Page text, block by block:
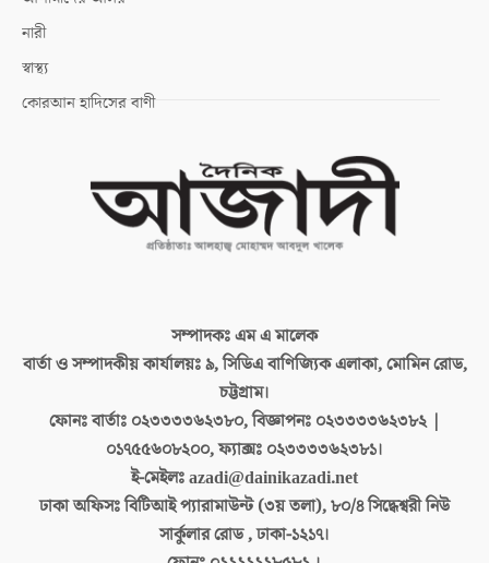
নারী
স্বাস্থ্য
কোরআন হাদিসের বাণী
সম্পাদকঃএম এ মালেক
বার্তা ও সম্পাদকীয় কার্যালয়ঃ৯, সিডিএ বাণিজ্যিক এলাকা, মোমিন রোড,
চট্টগ্রাম।
ফোনঃ বার্তাঃ ০২৩৩৩৩৬২৩৮০, বিজ্ঞাপনঃ ০২৩৩৩৩৬২৩৮২ |
০১৭৫৫৬০৮২০০, ফ্যাক্সঃ ০২৩৩৩৩৬২৩৮১।
ই-মেইলঃazadi@dainikazadi.net
ঢাকা অফিসঃবিটিআই প্যারামাউন্ট (৩য় তলা), ৮০/৪ সিদ্ধেশ্বরী নিউ
সার্কুলার রোড , ঢাকা-১২১৭।